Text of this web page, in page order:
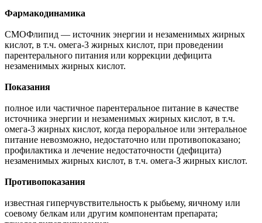
Фармакодинамика
СМОФлипид — источник энергии и незаменимых жирных
кислот, в т.ч. омега-3 жирных кислот, при проведении
парентерального питания или коррекции дефицита
незаменимых жирных кислот.
Показания
полное или частичное парентеральное питание в качестве
источника энергии и незаменимых жирных кислот, в т.ч.
омега-3 жирных кислот, когда пероральное или энтеральное
питание невозможно, недостаточно или противопоказано;
профилактика и лечение недостаточности (дефицита)
незаменимых жирных кислот, в т.ч. омега-З жирных кислот.
Противопоказания
известная гиперчувствительность к рыбьему, яичному или
соевому белкам или другим компонентам препарата;